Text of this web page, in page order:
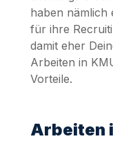
haben nämlich
für ihre
damit eher
Arbeiten in
Vorteile.
Arbeiten